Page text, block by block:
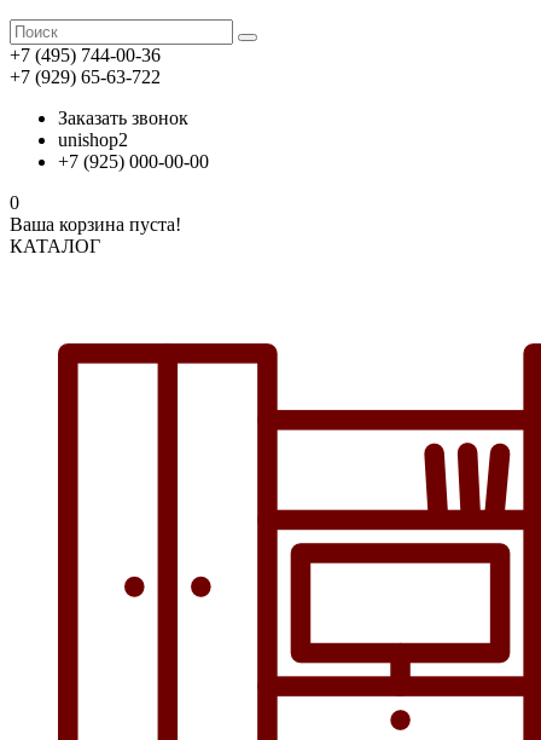
+7 (495) 744-00-36
+7 (929) 65-63-722
Заказать звонок
unishop2
+7 (925) 000-00-00
0
Ваша корзина пуста!
КАТАЛОГ